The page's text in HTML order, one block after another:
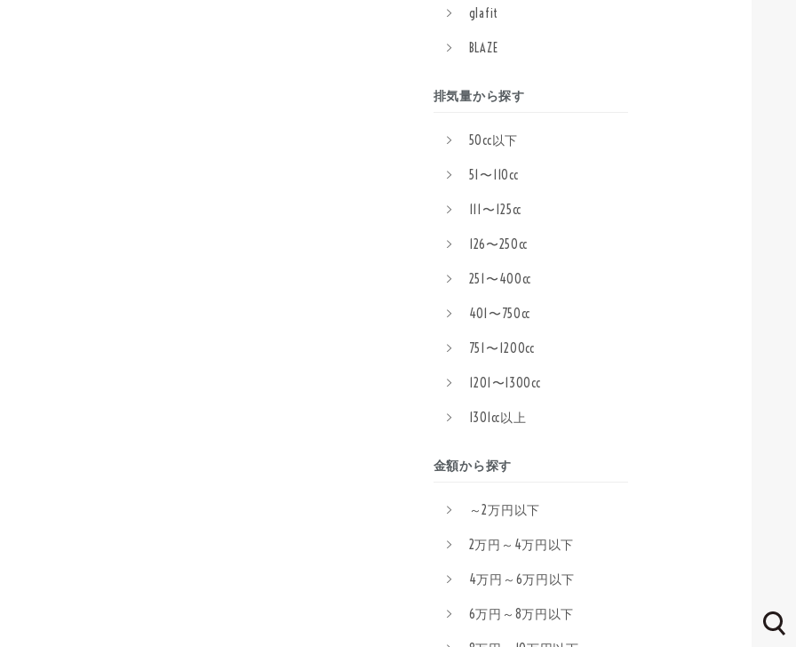
glafit
BLAZE
排気量から探す
50cc以下
51〜110cc
111〜125cc
126〜250cc
251〜400cc
401〜750cc
751〜1200cc
1201〜1300cc
1301cc以上
金額から探す
～2万円以下
2万円～4万円以下
4万円～6万円以下
6万円～8万円以下